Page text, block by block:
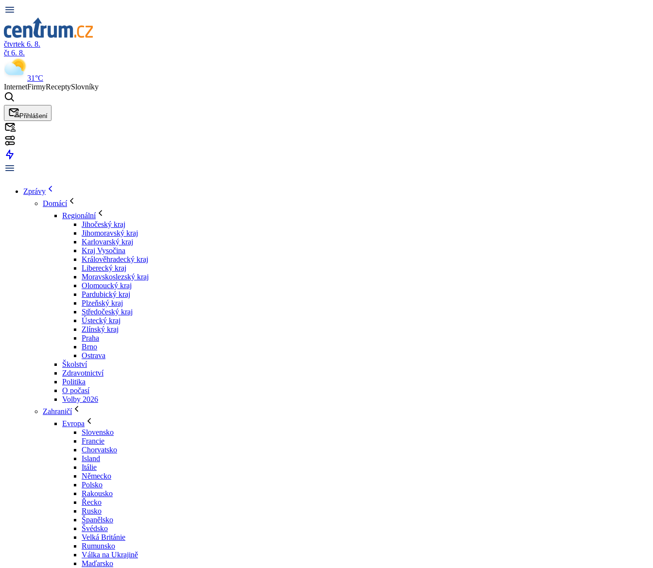
čtvrtek 6. 8.
čt 6. 8.
31°C
InternetFirmyReceptySlovníky
Přihlášení
Zprávy
Domácí
Regionální
Jihočeský kraj
Jihomoravský kraj
Karlovarský kraj
Kraj Vysočina
Králověhradecký kraj
Liberecký kraj
Moravskoslezský kraj
Olomoucký kraj
Pardubický kraj
Plzeňský kraj
Středočeský kraj
Ústecký kraj
Zlínský kraj
Praha
Brno
Ostrava
Školství
Zdravotnictví
Politika
O počasí
Volby 2026
Zahraničí
Evropa
Slovensko
Francie
Chorvatsko
Island
Itálie
Německo
Polsko
Rakousko
Řecko
Rusko
Španělsko
Švédsko
Velká Británie
Rumunsko
Válka na Ukrajině
Maďarsko